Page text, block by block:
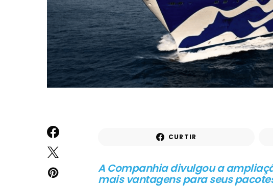
CURTIR
A Companhia divulgou a
mais vantagens para seus